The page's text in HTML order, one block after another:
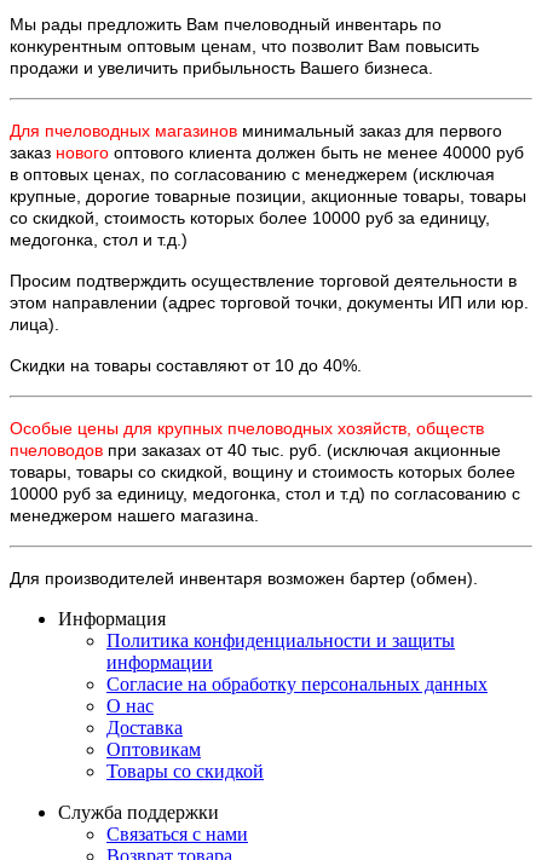
Мы рады предложить Вам пчеловодный инвентарь по
конкурентным оптовым ценам, что позволит Вам повысить
продажи и увеличить прибыльность Вашего бизнеса.
Для пчеловодных магазинов минимальный заказ для первого
заказ нового оптового клиента должен быть не менее 40000 руб
в оптовых ценах, по согласованию с менеджерем (исключая
крупные, дорогие товарные позиции, акционные товары, товары
со скидкой, стоимость которых более 10000 руб за единицу,
медогонка, стол и т.д.)
Просим подтверждить осуществление торговой деятельности в
этом направлении (адрес торговой точки, документы ИП или юр.
лица).
Скидки на товары составляют от 10 до 40%.
Особые цены для крупных пчеловодных хозяйств, обществ
пчеловодов при заказах от 40 тыс. руб. (исключая акционные
товары, товары со скидкой, вощину и стоимость которых более
10000 руб за единицу, медогонка, стол и т.д) по согласованию с
менеджером нашего магазина.
Для производителей инвентаря возможен бартер (обмен).
Информация
Политика конфиденциальности и защиты
информации
Согласие на обработку персональных данных
О нас
Доставка
Оптовикам
Товары со скидкой
Служба поддержки
Связаться с нами
Возврат товара